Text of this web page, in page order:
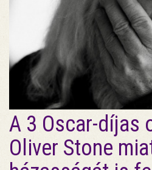
A 3 Oscar-díjas
Oliver Stone